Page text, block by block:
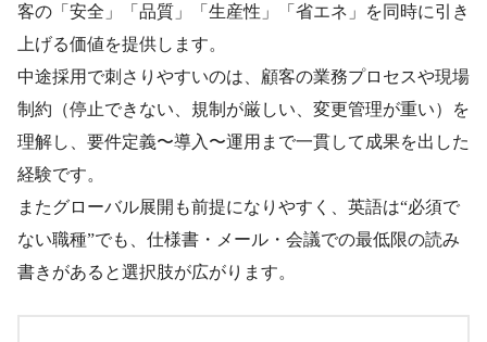
客の「安全」「品質」「生産性」「省エネ」を同時に引き
上げる価値を提供します。
中途採用で刺さりやすいのは、顧客の業務プロセスや現場
制約（停止できない、規制が厳しい、変更管理が重い）を
理解し、要件定義〜導入〜運用まで一貫して成果を出した
経験です。
またグローバル展開も前提になりやすく、英語は“必須で
ない職種”でも、仕様書・メール・会議での最低限の読み
書きがあると選択肢が広がります。